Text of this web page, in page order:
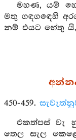
මහණ, යම්
මතු ගඳගඳෙහි
නම් එයට හේතු යි,
450-459.
එකත්පස් වැ
තෙල සැල